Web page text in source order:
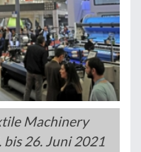
Machinery
26. Juni 2021